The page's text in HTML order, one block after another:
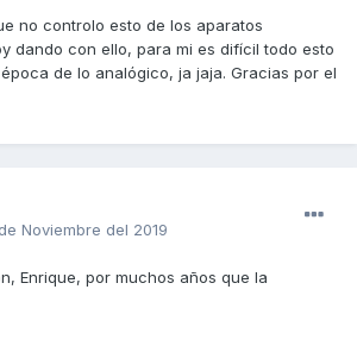
no controlo esto de los aparatos
dando con ello, para mi es difícil todo esto
de lo analógico, ja jaja. Gracias por el
Noviembre del 2019
Enrique, por muchos años que la